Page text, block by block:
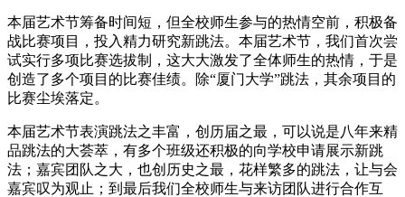
本届艺术节筹备时间短，但全校师生参与的热情空前，积极备
战比赛项目，投入精力研究新跳法。本届艺术节，我们首次尝
试实行多项比赛选拔制，这大大激发了全体师生的热情，于是
创造了多个项目的比赛佳绩。除“厦门大学”跳法，其余项目的
比赛尘埃落定。
本届艺术节表演跳法之丰富，创历届之最，可以说是八年来精
品跳法的大荟萃，有多个班级还积极的向学校申请展示新跳
法；嘉宾团队之大，也创历史之最，花样繁多的跳法，让与会
嘉宾叹为观止；到最后我们全校师生与来访团队进行合作互